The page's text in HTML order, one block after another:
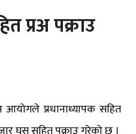
प्रअ पक्राउ
प्रधानाध्यापक सहित